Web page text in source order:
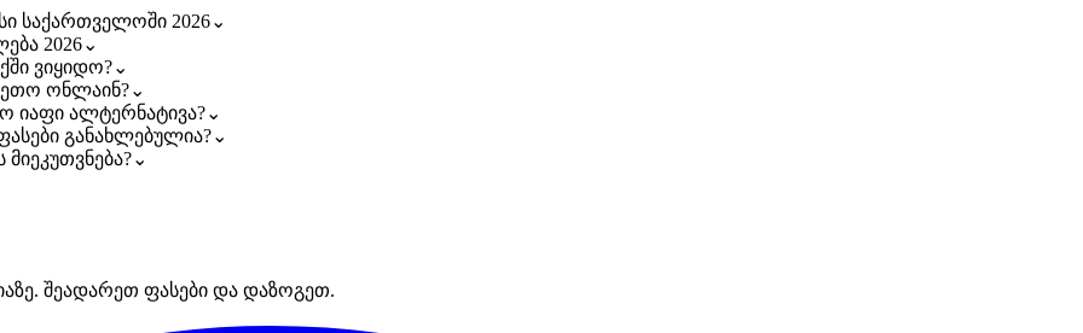
საქართველოში 2026⌄
2026⌄
ვიყიდო?⌄
ონლაინ?⌄
იაფი ალტერნატივა?⌄
განახლებულია?⌄
⌄
შეადარეთ ფასები და დაზოგეთ.